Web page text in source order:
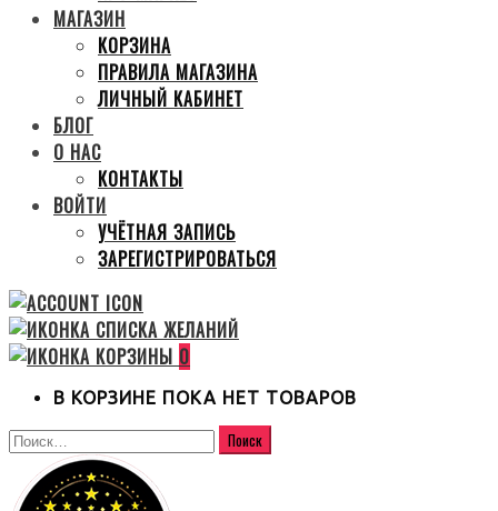
МАГАЗИН
КОРЗИНА
ПРАВИЛА МАГАЗИНА
ЛИЧНЫЙ КАБИНЕТ
БЛОГ
О НАС
КОНТАКТЫ
ВОЙТИ
УЧЁТНАЯ ЗАПИСЬ
ЗАРЕГИСТРИРОВАТЬСЯ
0
В КОРЗИНЕ ПОКА НЕТ ТОВАРОВ